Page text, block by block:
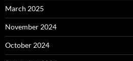
March 2025
November 2024
October 2024